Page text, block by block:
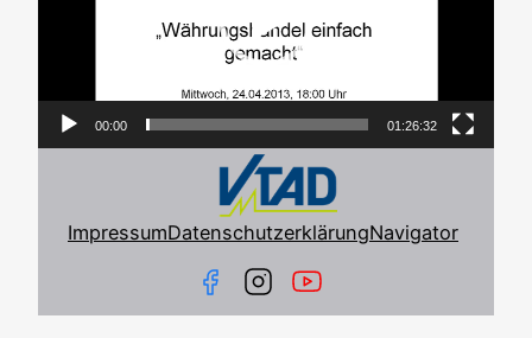
00:00 01:26:32
ImpressumDatenschutzerklärungNavigator